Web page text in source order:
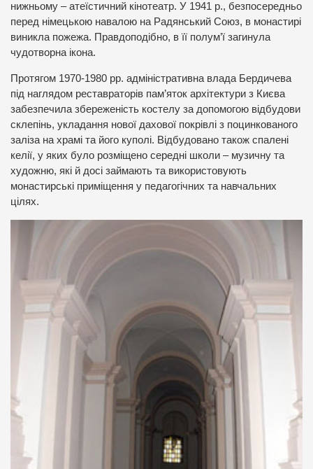
нижньому – атеїстичний кінотеатр. У 1941 р., безпосередньо
перед німецькою навалою на Радянський Союз, в монастирі
виникла пожежа. Правдоподібно, в її полум’ї загинула
чудотворна ікона.
Протягом 1970-1980 рр. адміністративна влада Бердичева
під наглядом реставраторів пам’яток архітектури з Києва
забезпечила збереженість костелу за допомогою відбудови
склепінь, укладання нової дахової покрівлі з поцинкованого
заліза на храмі та його куполі. Відбудовано також спалені
келії, у яких було розміщено середні школи – музичну та
художню, які й досі займають та використовують
монастирські приміщення у педагогічних та навчальних
цілях.